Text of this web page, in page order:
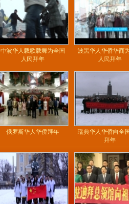
中波华人载歌载舞为全国
人民拜年
波黑华人华侨华商
人民拜年
俄罗斯华人华侨拜年
瑞典华人华侨向全
拜年